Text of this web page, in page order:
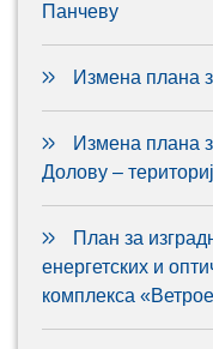
Панчеву
Измена плана
Измена плана
Долову –
План за
енергетских и
комплекса